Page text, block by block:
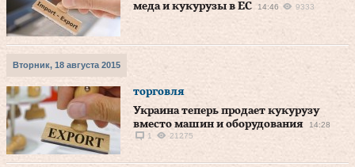
меда и кукурузы в ЕС
14:46 9333
Вторник, 18 августа 2015
торговля
Украина теперь продает кукурузу
вместо машин и оборудования
14:28
1
21275